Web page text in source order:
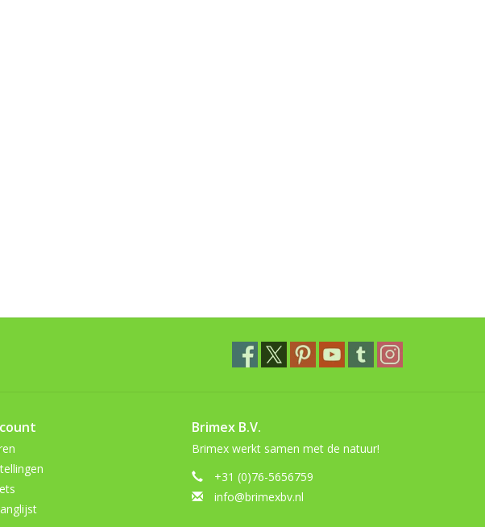
Brimex B.V.
Brimex werkt samen met de natuur!
+31 (0)76-5656759
info@brimexbv.nl